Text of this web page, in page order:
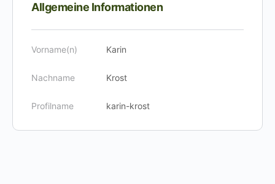
Allgemeine Informationen
Vorname(n) Karin
Nachname Krost
Profilname karin-krost